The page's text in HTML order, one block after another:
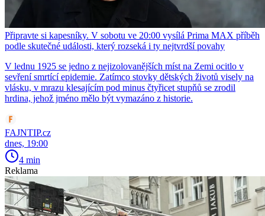
Připravte si kapesníky. V sobotu ve 20:00 vysílá Prima MAX příběh
podle skutečné události, který rozseká i ty nejtvrdší povahy
V lednu 1925 se jedno z nejizolovanějších míst na Zemi ocitlo v
sevření smrtící epidemie. Zatímco stovky dětských životů visely na
vlásku, v mrazu klesajícím pod minus čtyřicet stupňů se zrodil
hrdina, jehož jméno mělo být vymazáno z historie.
FAJNTIP.cz
dnes, 19:00
4 min
Reklama